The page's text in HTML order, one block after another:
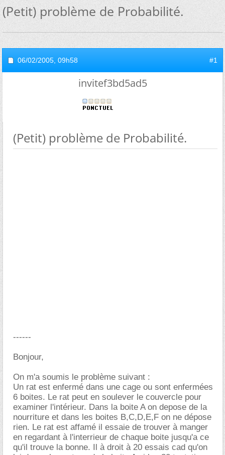
(Petit) problème de Probabilité.
06/02/2005, 09h58 #1
invitef3bd5ad5
(Petit) problème de Probabilité.
------
Bonjour,
On m'a soumis le problème suivant :
Un rat est enfermé dans une cage ou sont enfermées
6 boites. Le rat peut en soulever le couvercle pour
examiner l'intérieur. Dans la boite A on depose de la
nourriture et dans les boites B,C,D,E,F on ne dépose
rien. Le rat est affamé il essaie de trouver à manger
en regardant à l'interrieur de chaque boite jusqu'a ce
qu'il trouve la bonne. Il à droit à 20 essais cad qu'on